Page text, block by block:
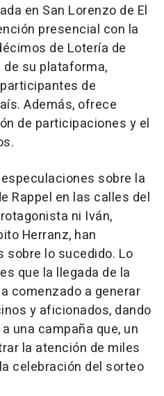
en San Lorenzo de El
presencial con la
de Lotería de
su plataforma,
de
Además, ofrece
de participaciones y el
sobre la
Rappel en las calles del
ni Iván,
Herranz, han
sobre lo sucedido. Lo
que la llegada de la
comenzado a generar
y aficionados, dando
una campaña que, un
la atención de miles
celebración del sorteo